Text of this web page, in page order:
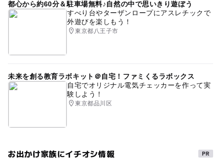
都心から約60分＆駐車場無料♪自然の中で思いきり遊ぼう
すべり台やターザンロープにアスレチックで
外遊びを楽しもう！
東京都八王子市
未来を創る教育ラボキット＠自宅！ファミくるラボックス
自宅でオリジナル電気チェッカーを作って実
験しよう！
東京都品川区
お出かけ家族にイチオシ情報